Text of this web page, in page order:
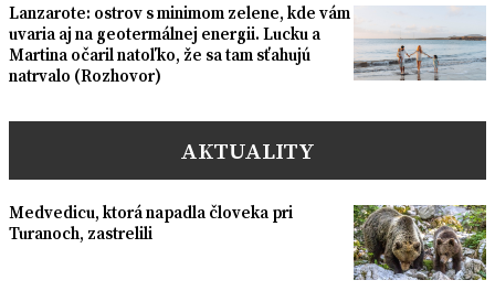
Lanzarote: ostrov s minimom zelene, kde vám
uvaria aj na geotermálnej energii. Lucku a
Martina očaril natoľko, že sa tam sťahujú
natrvalo (Rozhovor)
AKTUALITY
Medvedicu, ktorá napadla človeka pri
Turanoch, zastrelili